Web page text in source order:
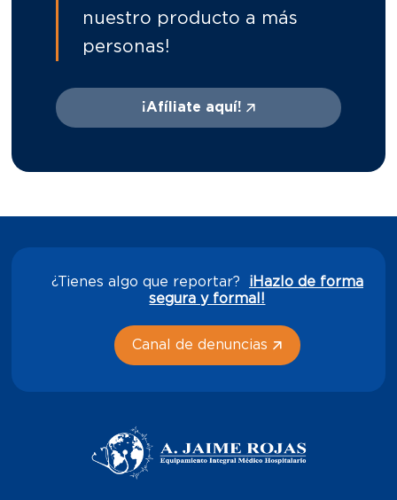
nuestro producto a más
personas!
¡Afíliate aquí!
¿Tienes algo que reportar? ¡Hazlo de forma
segura y formal!
Canal de denuncias